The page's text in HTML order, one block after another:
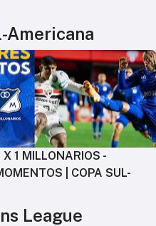
Americana
X 1 MILLONARIOS -
| COPA SUL-
League